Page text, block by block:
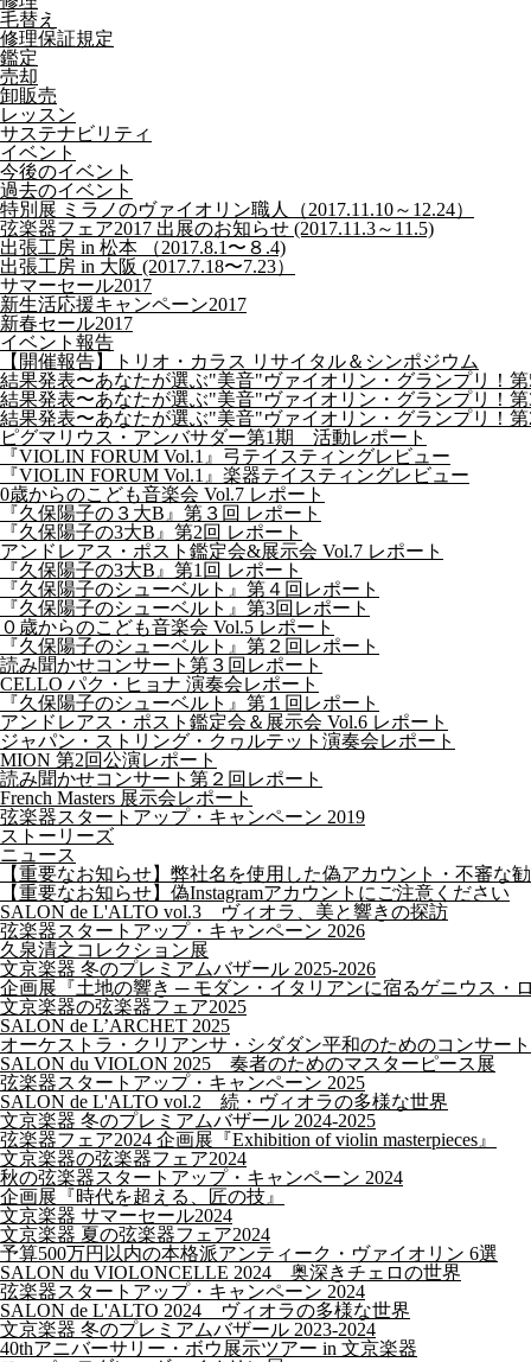
毛替え
修理保証規定
鑑定
売却
卸販売
レッスン
サステナビリティ
イベント
今後のイベント
過去のイベント
特別展 ミラノのヴァイオリン職人（2017.11.10～12.24）
弦楽器フェア2017 出展のお知らせ (2017.11.3～11.5)
出張工房 in 松本 （2017.8.1〜８.4)
出張工房 in 大阪 (2017.7.18〜7.23）
サマーセール2017
新生活応援キャンペーン2017
新春セール2017
イベント報告
【開催報告】トリオ・カラス リサイタル＆シンポジウム
結果発表〜あなたが選ぶ"美音"ヴァイオリン・グランプリ！第
結果発表〜あなたが選ぶ"美音"ヴァイオリン・グランプリ！第
結果発表〜あなたが選ぶ"美音"ヴァイオリン・グランプリ！第
ピグマリウス・アンバサダー第1期 活動レポート
『VIOLIN FORUM Vol.1』弓テイスティングレビュー
『VIOLIN FORUM Vol.1』楽器テイスティングレビュー
0歳からのこども音楽会 Vol.7 レポート
『久保陽子の３大B』第３回 レポート
『久保陽子の3大B』第2回 レポート
アンドレアス・ポスト鑑定会&展示会 Vol.7 レポート
『久保陽子の3大B』第1回 レポート
『久保陽子のシューベルト』第４回レポート
『久保陽子のシューベルト』第3回レポート
０歳からのこども音楽会 Vol.5 レポート
『久保陽子のシューベルト』第２回レポート
読み聞かせコンサート第３回レポート
CELLO パク・ヒョナ 演奏会レポート
『久保陽子のシューベルト』第１回レポート
アンドレアス・ポスト鑑定会＆展示会 Vol.6 レポート
ジャパン・ストリング・クヮルテット演奏会レポート
MION 第2回公演レポート
読み聞かせコンサート第２回レポート
French Masters 展示会レポート
弦楽器スタートアップ・キャンペーン 2019
ストーリーズ
ニュース
【重要なお知らせ】弊社名を使用した偽アカウント・不審な
【重要なお知らせ】偽Instagramアカウントにご注意ください
SALON de L'ALTO vol.3 ヴィオラ、美と響きの探訪
弦楽器スタートアップ・キャンペーン 2026
久泉清之コレクション展
文京楽器 冬のプレミアムバザール 2025-2026
企画展『土地の響き ─ モダン・イタリアンに宿るゲニウス・ロ
文京楽器の弦楽器フェア2025
SALON de L’ARCHET 2025
オーケストラ・クリアンサ・シダダン平和のためのコンサート
SALON du VIOLON 2025 奏者のためのマスターピース展
弦楽器スタートアップ・キャンペーン 2025
SALON de L'ALTO vol.2 続・ヴィオラの多様な世界
文京楽器 冬のプレミアムバザール 2024-2025
弦楽器フェア2024 企画展『Exhibition of violin masterpieces』
文京楽器の弦楽器フェア2024
秋の弦楽器スタートアップ・キャンペーン 2024
企画展『時代を超える、匠の技』
文京楽器 サマーセール2024
文京楽器 夏の弦楽器フェア2024
予算500万円以内の本格派アンティーク・ヴァイオリン 6選
SALON du VIOLONCELLE 2024 奥深きチェロの世界
弦楽器スタートアップ・キャンペーン 2024
SALON de L'ALTO 2024 ヴィオラの多様な世界
文京楽器 冬のプレミアムバザール 2023-2024
40thアニバーサリー・ボウ展示ツアー in 文京楽器